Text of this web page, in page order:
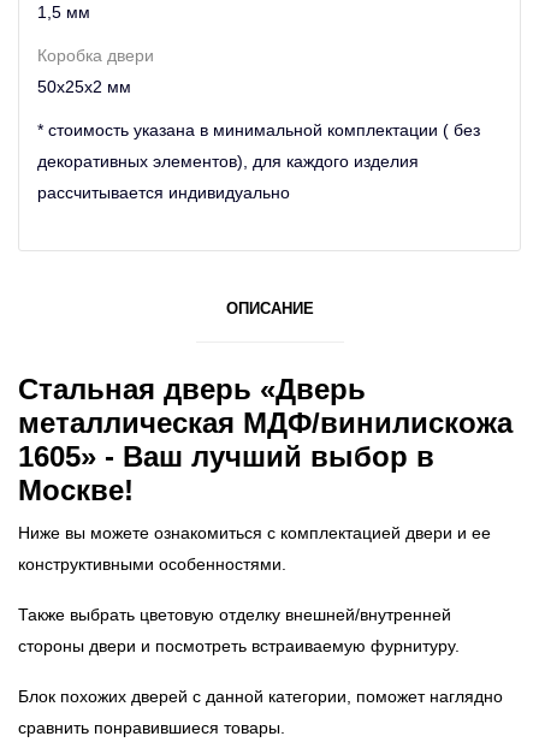
1,5 мм
Коробка двери
50х25х2 мм
* стоимость указана в минимальной комплектации ( без
декоративных элементов), для каждого изделия
рассчитывается индивидуально
ОПИСАНИЕ
Стальная дверь «Дверь
металлическая МДФ/винилискожа
1605» - Ваш лучший выбор в
Москве!
Ниже вы можете ознакомиться с комплектацией двери и ее
конструктивными особенностями.
Также выбрать цветовую отделку внешней/внутренней
стороны двери и посмотреть встраиваемую фурнитуру.
Блок похожих дверей с данной категории, поможет наглядно
сравнить понравившиеся товары.